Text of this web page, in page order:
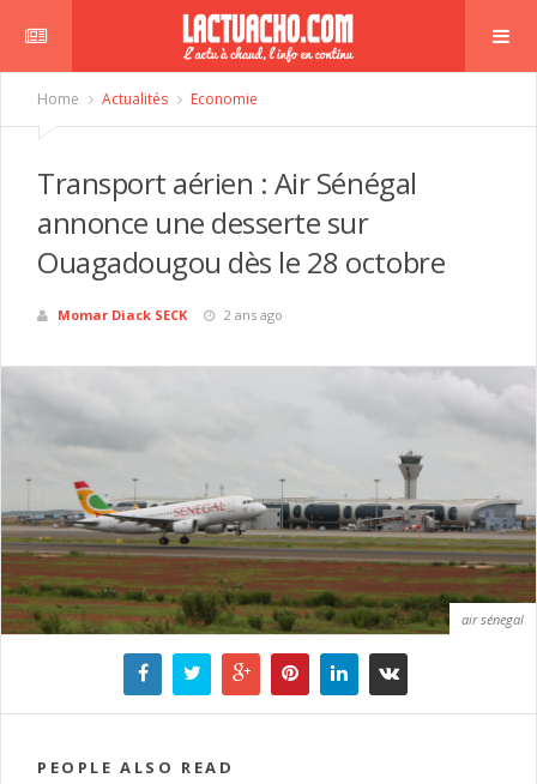
Home Actualités Economie
Transport aérien : Air Sénégal
annonce une desserte sur
Ouagadougou dès le 28 octobre
Momar Diack SECK 2 ans ago
air sénegal
PEOPLE ALSO READ